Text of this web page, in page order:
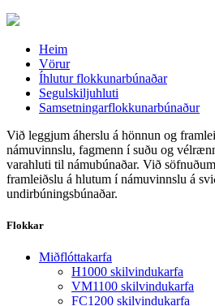
Heim
Vörur
Íhlutur flokkunarbúnaðar
Segulskiljuhluti
Samsetningarflokkunarbúnaður
Við leggjum áherslu á hönnun og
námuvinnslu, fagmenn í suðu og
varahluti til námubúnaðar. Við
framleiðslu á hlutum í námuvinnslu á
undirbúningsbúnaðar.
Flokkar
Miðflóttakarfa
H1000 skilvindukarfa
VM1100 skilvindukarfa
FC1200 skilvindukarfa